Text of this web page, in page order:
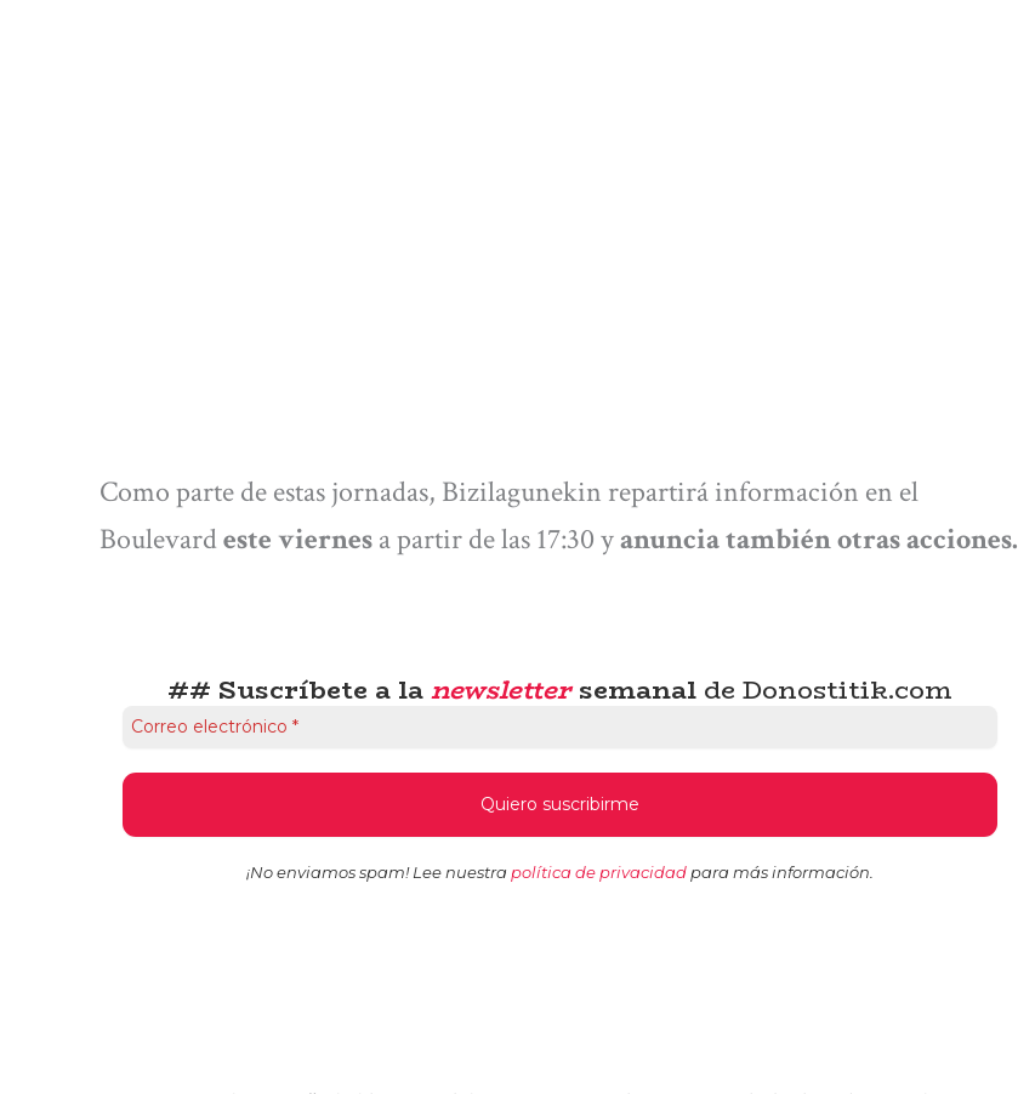
Como parte de estas jornadas, Bizilagunekin repartirá información en el
Boulevardeste viernesa partir de las 17:30 yanuncia también otras acciones.
## Suscríbete a lanewslettersemanal de Donostitik.com
¡No enviamos spam! Lee nuestra política de privacidad para más información.